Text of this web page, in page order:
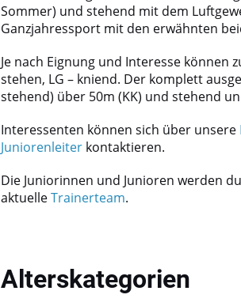
Sommer) und stehend mit dem
Ganzjahressport mit den erwähnten
Je nach Eignung und Interesse können
stehen, LG – kniend. Der komplett
stehend) über 50m (KK) und stehend
Interessenten können sich über unsere
Juniorenleiter kontaktieren.
Die Juniorinnen und Junioren werden
aktuelleTrainerteam.
Alterskategorien